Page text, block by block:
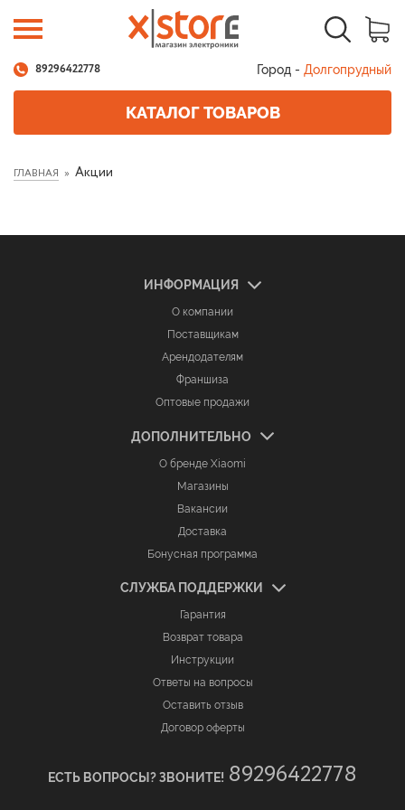
89296422778 Город - Долгопрудный
КАТАЛОГ ТОВАРОВ
ГЛАВНАЯ Акции
ИНФОРМАЦИЯ
О компании
Поставщикам
Арендодателям
Франшиза
Оптовые продажи
ДОПОЛНИТЕЛЬНО
О бренде Xiaomi
Магазины
Вакансии
Доставка
Бонусная программа
СЛУЖБА ПОДДЕРЖКИ
Гарантия
Возврат товара
Инструкции
Ответы на вопросы
Оставить отзыв
Договор оферты
ЕСТЬ ВОПРОСЫ? ЗВОНИТЕ! 89296422778